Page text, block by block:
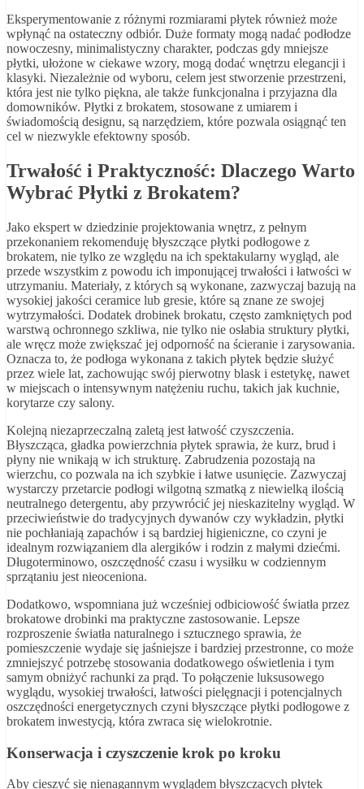
Eksperymentowanie z różnymi rozmiarami płytek również może
wpłynąć na ostateczny odbiór. Duże formaty mogą nadać podłodze
nowoczesny, minimalistyczny charakter, podczas gdy mniejsze
płytki, ułożone w ciekawe wzory, mogą dodać wnętrzu elegancji i
klasyki. Niezależnie od wyboru, celem jest stworzenie przestrzeni,
która jest nie tylko piękna, ale także funkcjonalna i przyjazna dla
domowników. Płytki z brokatem, stosowane z umiarem i
świadomością designu, są narzędziem, które pozwala osiągnąć ten
cel w niezwykle efektowny sposób.
Trwałość i Praktyczność: Dlaczego Warto
Wybrać Płytki z Brokatem?
Jako ekspert w dziedzinie projektowania wnętrz, z pełnym
przekonaniem rekomenduję błyszczące płytki podłogowe z
brokatem, nie tylko ze względu na ich spektakularny wygląd, ale
przede wszystkim z powodu ich imponującej trwałości i łatwości w
utrzymaniu. Materiały, z których są wykonane, zazwyczaj bazują na
wysokiej jakości ceramice lub gresie, które są znane ze swojej
wytrzymałości. Dodatek drobinek brokatu, często zamkniętych pod
warstwą ochronnego szkliwa, nie tylko nie osłabia struktury płytki,
ale wręcz może zwiększać jej odporność na ścieranie i zarysowania.
Oznacza to, że podłoga wykonana z takich płytek będzie służyć
przez wiele lat, zachowując swój pierwotny blask i estetykę, nawet
w miejscach o intensywnym natężeniu ruchu, takich jak kuchnie,
korytarze czy salony.
Kolejną niezaprzeczalną zaletą jest łatwość czyszczenia.
Błyszcząca, gładka powierzchnia płytek sprawia, że kurz, brud i
płyny nie wnikają w ich strukturę. Zabrudzenia pozostają na
wierzchu, co pozwala na ich szybkie i łatwe usunięcie. Zazwyczaj
wystarczy przetarcie podłogi wilgotną szmatką z niewielką ilością
neutralnego detergentu, aby przywrócić jej nieskazitelny wygląd. W
przeciwieństwie do tradycyjnych dywanów czy wykładzin, płytki
nie pochłaniają zapachów i są bardziej higieniczne, co czyni je
idealnym rozwiązaniem dla alergików i rodzin z małymi dziećmi.
Długoterminowo, oszczędność czasu i wysiłku w codziennym
sprzątaniu jest nieoceniona.
Dodatkowo, wspomniana już wcześniej odbiciowość światła przez
brokatowe drobinki ma praktyczne zastosowanie. Lepsze
rozproszenie światła naturalnego i sztucznego sprawia, że
pomieszczenie wydaje się jaśniejsze i bardziej przestronne, co może
zmniejszyć potrzebę stosowania dodatkowego oświetlenia i tym
samym obniżyć rachunki za prąd. To połączenie luksusowego
wyglądu, wysokiej trwałości, łatwości pielęgnacji i potencjalnych
oszczędności energetycznych czyni błyszczące płytki podłogowe z
brokatem inwestycją, która zwraca się wielokrotnie.
Konserwacja i czyszczenie krok po kroku
Aby cieszyć się nienagannym wyglądem błyszczących płytek